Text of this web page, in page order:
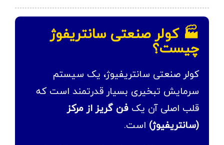
🏭 کولر صنعتی سانتریفوژ
چیست؟
کولر صنعتی سانتریفیوژ، یک سیستم
سرمایش تبخیری بسیار قدرتمند است که
قلب اصلی آن یک فن گریز از مرکز
(سانتریفیوژ) است.